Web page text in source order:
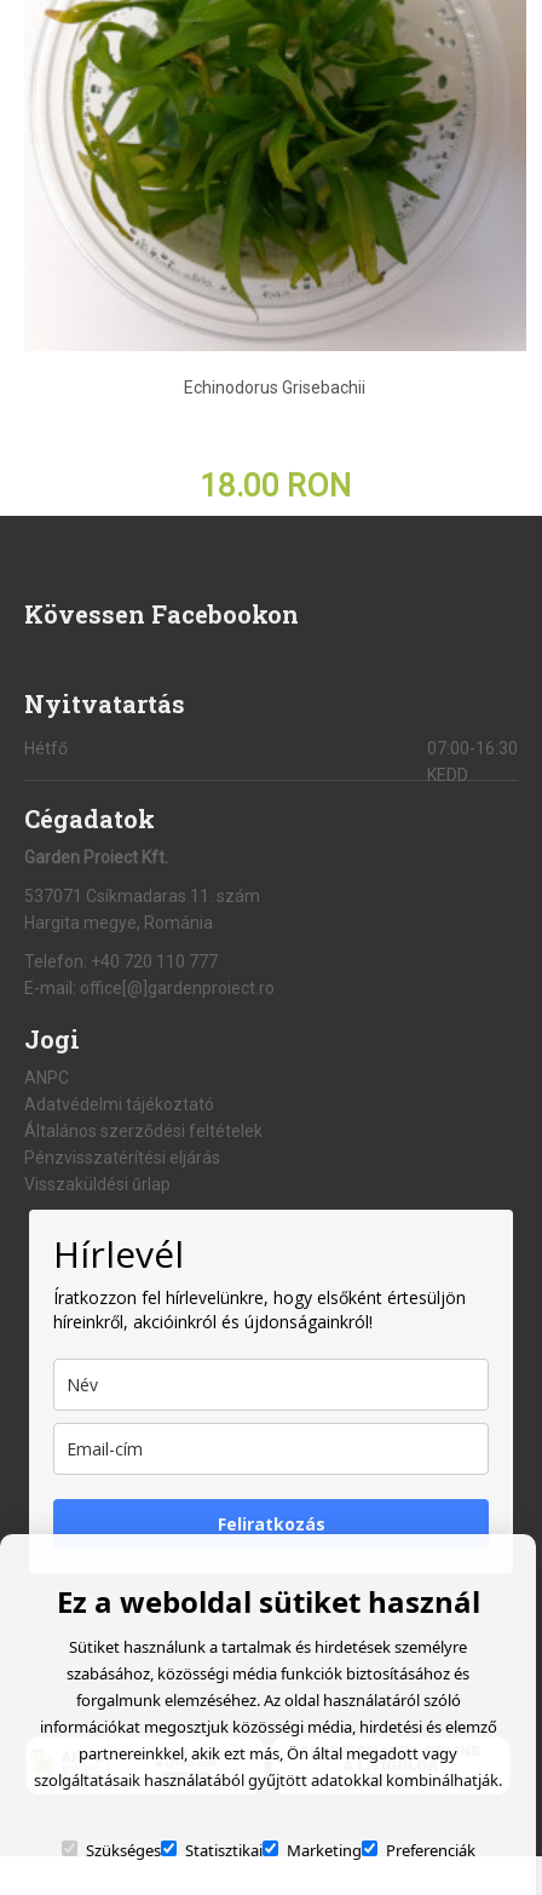
Echinodorus Grisebachii
18.00 RON
Kövessen Facebookon
Nyitvatartás
Hétfő
07:00-16:30
KEDD
Cégadatok
Garden Proiect Kft.
537071 Csíkmadaras 11. szám
Hargita megye, Románia
Telefon: +40 720 110 777
E-mail: office[@]gardenproiect.ro
Jogi
ANPC
Adatvédelmi tájékoztató
Általános szerződési feltételek
Pénzvisszatérítési eljárás
Visszaküldési űrlap
Hírlevél
Íratkozzon fel hírlevelünkre, hogy elsőként értesüljön
híreinkről, akcióinkról és újdonságainkról!
Feliratkozás
© Garden Proiect- Created withSoldigo
Ez a weboldal sütiket használ
Sütiket használunk a tartalmak és hirdetések személyre
szabásához, közösségi média funkciók biztosításához és
forgalmunk elemzéséhez. Az oldal használatáról szóló
információkat megosztjuk közösségi média, hirdetési és elemző
partnereinkkel, akik ezt más, Ön által megadott vagy
szolgáltatásaik használatából gyűjtött adatokkal kombinálhatják.
Szükséges Statisztikai Marketing Preferenciák